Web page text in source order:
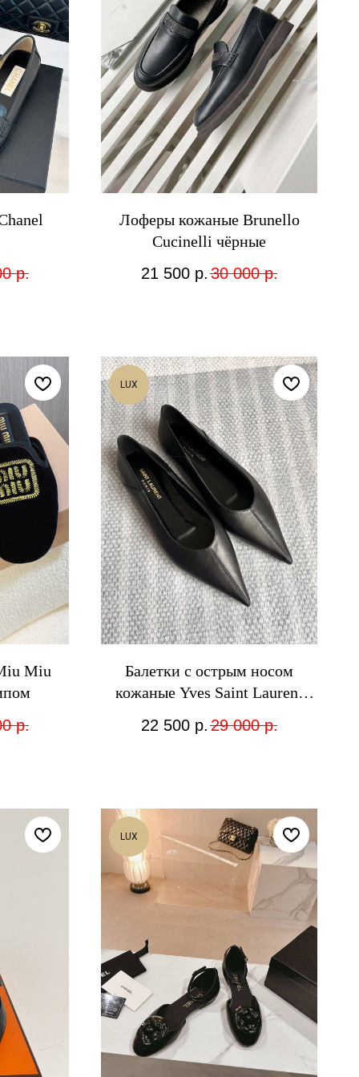
р.
Лоферы кожаные Brunello
Cucinelli чёрные
21 500 р. 30 000 р.
Miu
р.
LUX
Балетки с острым носом
кожаные Yves Saint Laurent
22 500 р. 29 000 р.
LUX